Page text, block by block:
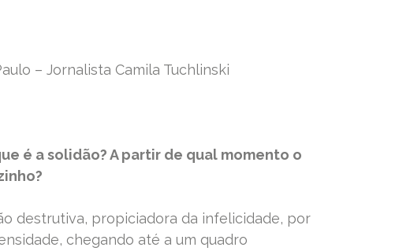
– Jornalista Camila Tuchlinski
é a solidão? A partir de qual momento o
destrutiva, propiciadora da infelicidade, por
chegando até a um quadro